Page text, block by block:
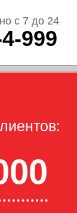
с 7 до 24
999